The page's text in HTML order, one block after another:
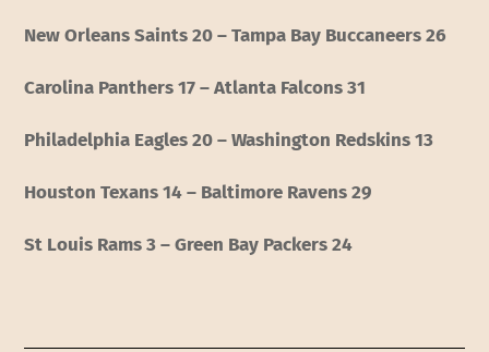
New Orleans Saints 20 – Tampa Bay Buccaneers 26
Carolina Panthers 17 – Atlanta Falcons 31
Philadelphia Eagles 20 – Washington Redskins 13
Houston Texans 14 – Baltimore Ravens 29
St Louis Rams 3 – Green Bay Packers 24